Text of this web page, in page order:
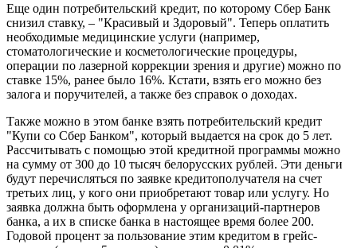
Еще один потребительский кредит, по которому Сбер Банк
снизил ставку, – "Красивый и Здоровый". Теперь оплатить
необходимые медицинские услуги (например,
стоматологические и косметологические процедуры,
операции по лазерной коррекции зрения и другие) можно по
ставке 15%, ранее было 16%. Кстати, взять его можно без
залога и поручителей, а также без справок о доходах.
Также можно в этом банке взять потребительский кредит
"Купи со Сбер Банком", который выдается на срок до 5 лет.
Рассчитывать с помощью этой кредитной программы можно
на сумму от 300 до 10 тысяч белорусских рублей. Эти деньги
будут перечисляться по заявке кредитополучателя на счет
третьих лиц, у кого они приобретают товар или услугу. Но
заявка должна быть оформлена у организаций-партнеров
банка, а их в списке банка в настоящее время более 200.
Годовой процент за пользование этим кредитом в грейс-